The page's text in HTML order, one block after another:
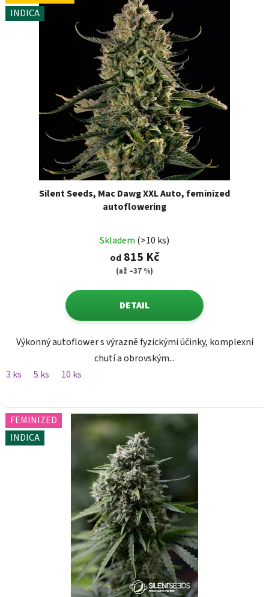
INDICA
Silent Seeds, Mac Dawg XXL Auto, feminized
autoflowering
Skladem (>10 ks)
od815 Kč
(až –37 %)
DETAIL
Výkonný autoflower s výrazně fyzickými účinky, komplexní
chutí a obrovským...
3 ks
5 ks 10 ks
FEMINIZED
INDICA